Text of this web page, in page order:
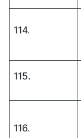
114.
115.
116.